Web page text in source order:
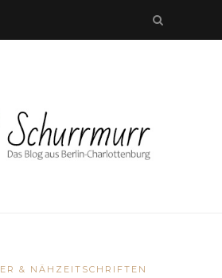
& NÄHZEITSCHRIFTEN